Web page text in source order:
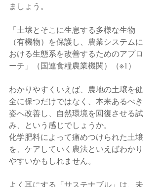
ましょう。
「土壌とそこに生息する多様な生物
（有機物）を保護し、農業システムに
おける生態系を改善するためのアプロ
ーチ」（国連食糧農業機関）（※1）
わかりやすくいえば、農地の土壌を健
全に保つだけではなく、本来あるべき
姿へ改善し、自然環境を回復させる試
み、という感じでしょうか。
化学肥料によって痛めつけられた土壌
を、ケアしていく農法といえばわかり
やすいかもしれません。
よく耳にする「サステナブル」は、未